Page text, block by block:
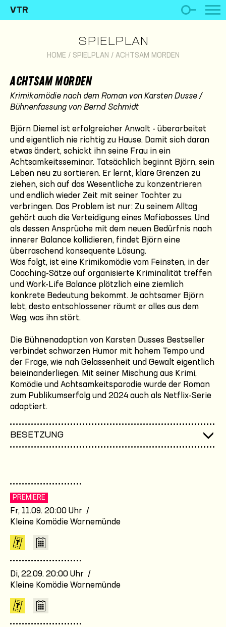
VTR
SPIELPLAN
HOME / SPIELPLAN / ACHTSAM MORDEN
ACHTSAM MORDEN
Krimikomödie nach dem Roman von Karsten Dusse /
Bühnenfassung von Bernd Schmidt
Björn Diemel ist erfolgreicher Anwalt - überarbeitet
und eigentlich nie richtig zu Hause. Damit sich daran
etwas ändert, schickt ihn seine Frau in ein
Achtsamkeitsseminar. Tatsächlich beginnt Björn, sein
Leben neu zu sortieren. Er lernt, klare Grenzen zu
ziehen, sich auf das Wesentliche zu konzentrieren
und endlich wieder Zeit mit seiner Tochter zu
verbringen. Das Problem ist nur: Zu seinem Alltag
gehört auch die Verteidigung eines Mafiabosses. Und
als dessen Ansprüche mit dem neuen Bedürfnis nach
innerer Balance kollidieren, findet Björn eine
überraschend konsequente Lösung.
Was folgt, ist eine Krimikomödie vom Feinsten, in der
Coaching-Sätze auf organisierte Kriminalität treffen
und Work-Life Balance plötzlich eine ziemlich
konkrete Bedeutung bekommt. Je achtsamer Björn
lebt, desto entschlossener räumt er alles aus dem
Weg, was ihn stört.
Die Bühnenadaption von Karsten Dusses Bestseller
verbindet schwarzen Humor mit hohem Tempo und
der Frage, wie nah Gelassenheit und Gewalt eigentlich
beieinanderliegen. Mit seiner Mischung aus Krimi,
Komödie und Achtsamkeitsparodie wurde der Roman
zum Publikumserfolg und 2024 auch als Netflix-Serie
adaptiert.
BESETZUNG
PREMIERE
Fr, 11.09. 20:00 Uhr /
Kleine Komödie Warnemünde
Di, 22.09. 20:00 Uhr /
Kleine Komödie Warnemünde